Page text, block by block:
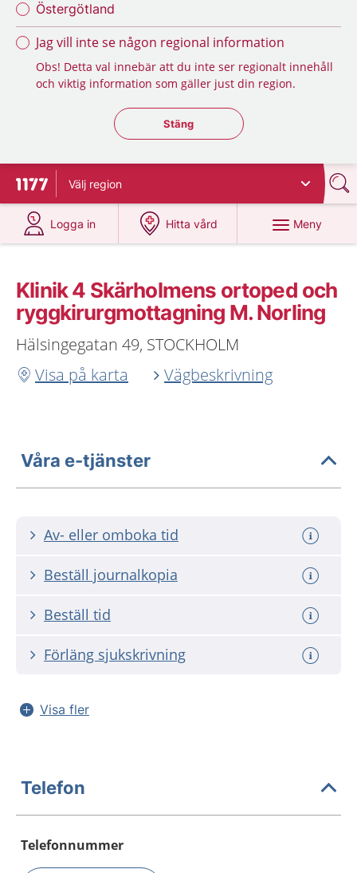
Östergötland
Jag vill inte se någon regional information
Obs! Detta val innebär att du inte ser regionalt innehåll
och viktig information som gäller just din region.
Stäng regionsväljaren
Stäng
Till startsidan för 1177
Välj region
Logga in
på 1177.se
Hitta vård
på 1177.se
Meny
Klinik 4 Skärholmens ortoped och
ryggkirurgmottagning M. Norling
Hälsingegatan 49, STOCKHOLM
Visa på karta
Vägbeskrivning
Våra e-tjänster
Av- eller omboka tid
Beställ journalkopia
Beställ tid
Förläng sjukskrivning
Visa fler
Telefon
Telefonnummer